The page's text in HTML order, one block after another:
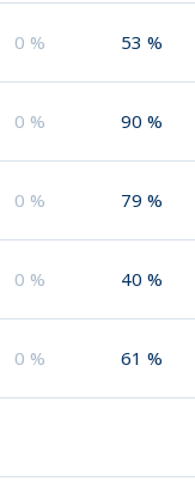
0 % 53 %
0 % 90 %
0 % 79 %
0 % 40 %
0 % 61 %